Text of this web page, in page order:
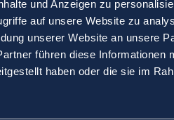
und Anzeigen zu
auf unsere Website zu
unserer Website an unsere
führen diese Informationen
haben oder die sie im